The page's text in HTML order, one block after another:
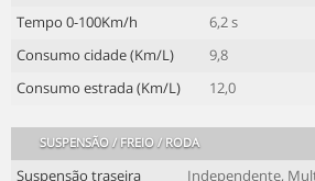
Tempo 0-100Km/h
6,2 s
Consumo cidade (Km/L)
9,8
Consumo estrada (Km/L)
12,0
SUSPENSÃO / FREIO / RODA
Suspensão traseira
Independente,